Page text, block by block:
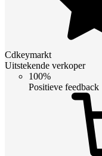
Cdkeymarkt
Uitstekende verkoper
100%
Positieve feedback